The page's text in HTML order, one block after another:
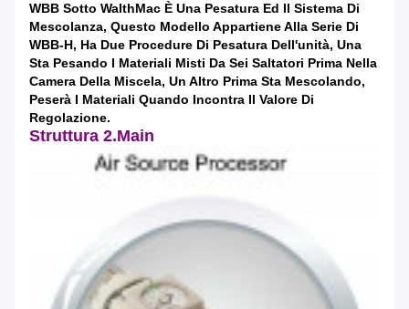
WBB Sotto WalthMac È Una Pesatura Ed Il Sistema Di
Mescolanza, Questo Modello Appartiene Alla Serie Di
WBB-H, Ha Due Procedure Di Pesatura Dell'unità, Una
Sta Pesando I Materiali Misti Da Sei Saltatori Prima Nella
Camera Della Miscela, Un Altro Prima Sta Mescolando,
Peserà I Materiali Quando Incontra Il Valore Di
Regolazione.
Struttura 2.Main